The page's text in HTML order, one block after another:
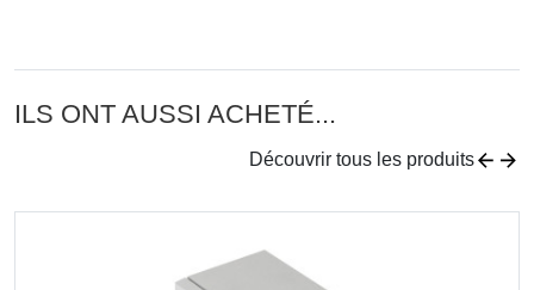
ILS ONT AUSSI ACHETÉ...
Découvrir tous les produits